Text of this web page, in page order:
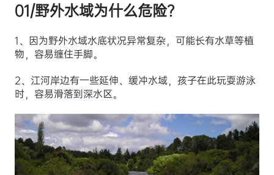
01/野外水域为什么危险？
1、因为野外水域水底状况异常复杂，可能长有水草等植
物，容易缠住手脚。
2、江河岸边有一些延伸、缓冲水域，孩子在此玩耍游泳
时，容易滑落到深水区。